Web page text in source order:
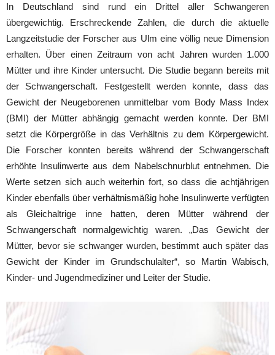
In Deutschland sind rund ein Drittel aller Schwangeren
übergewichtig. Erschreckende Zahlen, die durch die aktuelle
Langzeitstudie der Forscher aus Ulm eine völlig neue Dimension
erhalten. Über einen Zeitraum von acht Jahren wurden 1.000
Mütter und ihre Kinder untersucht. Die Studie begann bereits mit
der Schwangerschaft. Festgestellt werden konnte, dass das
Gewicht der Neugeborenen unmittelbar vom Body Mass Index
(BMI) der Mütter abhängig gemacht werden konnte. Der BMI
setzt die Körpergröße in das Verhältnis zu dem Körpergewicht.
Die Forscher konnten bereits während der Schwangerschaft
erhöhte Insulinwerte aus dem Nabelschnurblut entnehmen. Die
Werte setzen sich auch weiterhin fort, so dass die achtjährigen
Kinder ebenfalls über verhältnismäßig hohe Insulinwerte verfügten
als Gleichaltrige inne hatten, deren Mütter während der
Schwangerschaft normalgewichtig waren. „Das Gewicht der
Mütter, bevor sie schwanger wurden, bestimmt auch später das
Gewicht der Kinder im Grundschulalter“, so Martin Wabisch,
Kinder- und Jugendmediziner und Leiter der Studie.